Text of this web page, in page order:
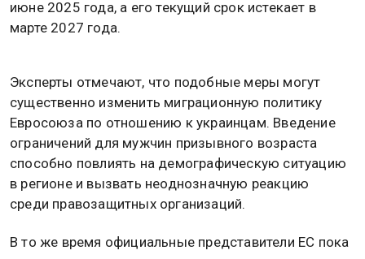
июне 2025 года, а его текущий срок истекает в
марте 2027 года.
Эксперты отмечают, что подобные меры могут
существенно изменить миграционную политику
Евросоюза по отношению к украинцам. Введение
ограничений для мужчин призывного возраста
способно повлиять на демографическую ситуацию
в регионе и вызвать неоднозначную реакцию
среди правозащитных организаций.
В то же время официальные представители ЕС пока